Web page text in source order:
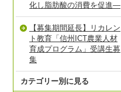
化し脂肪酸の消費を促進―
【募集期間延長】リカレン
ト教育「信州ICT農業人材
育成プログラム」受講生募
集
カテゴリー別に見る